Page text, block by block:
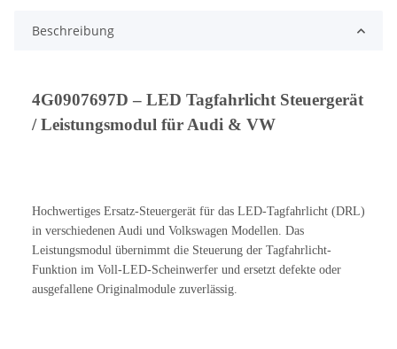
Beschreibung
4G0907697D – LED Tagfahrlicht Steuergerät
/ Leistungsmodul für Audi & VW
Hochwertiges Ersatz-Steuergerät für das LED-Tagfahrlicht (DRL)
in verschiedenen Audi und Volkswagen Modellen. Das
Leistungsmodul übernimmt die Steuerung der Tagfahrlicht-
Funktion im Voll-LED-Scheinwerfer und ersetzt defekte oder
ausgefallene Originalmodule zuverlässig.